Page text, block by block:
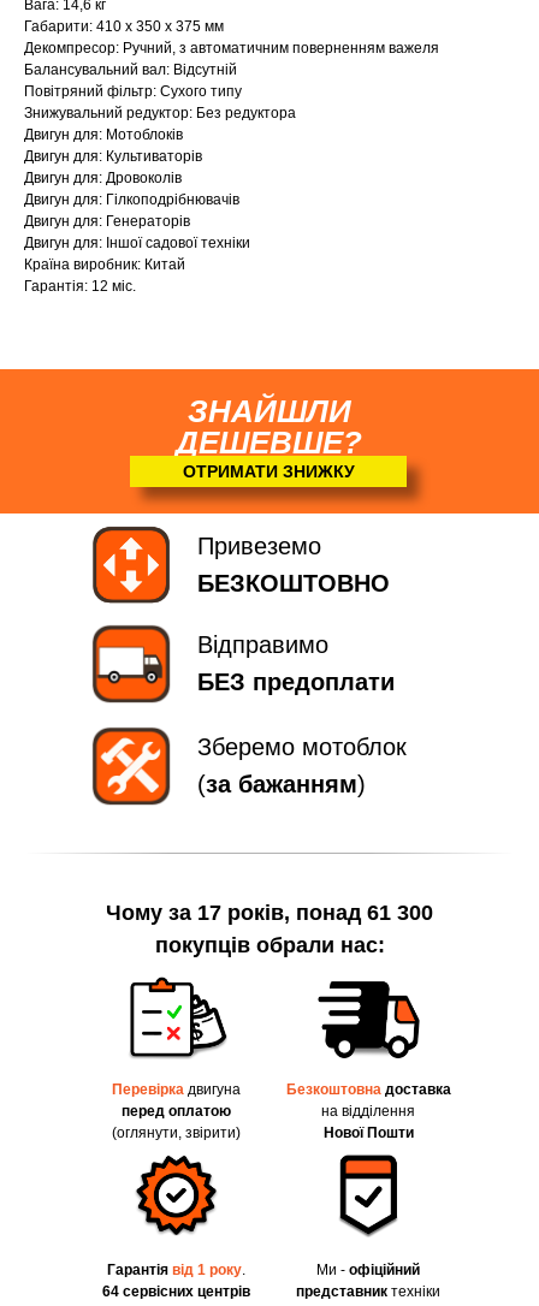
Вага: 14,6 кг
Габарити: 410 х 350 х 375 мм
Декомпресор: Ручний, з автоматичним поверненням важеля
Балансувальний вал: Відсутній
Повітряний фільтр: Сухого типу
Знижувальний редуктор: Без редуктора
Двигун для: Мотоблоків
Двигун для: Культиваторів
Двигун для: Дровоколів
Двигун для: Гілкоподрібнювачів
Двигун для: Генераторів
Двигун для: Іншої садової техніки
Країна виробник: Китай
Гарантія: 12 міс.
ЗНАЙШЛИ
ДЕШЕВШЕ?
ОТРИМАТИ ЗНИЖКУ
Відправимо
БЕЗ предоплати
Привеземо
БЕЗКОШТОВНО
Зберемо мотоблок
(за бажанням)
Чому за 17 років, понад 61 300
покупців обрали нас:
Перевірка двигуна
перед оплатою
(оглянути, звірити)
Гарантія від 1 року.
64 сервісних центрів
Безкоштовна доставка
на відділення
Нової Пошти
Ми - офіційний
представник техніки